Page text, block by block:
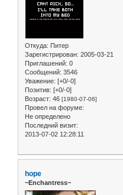
Откуда: Питер
Зарегистрирован: 2005-03-21
Приглашений: 0
Сообщений: 3546
Уважение: [+0/-0]
Позитив: [+0/-0]
Возраст: 46 [1980-07-06]
Провел на форуме:
Не определено
Последний визит:
2013-07-02 12:28:11
hope
~Enchantress~